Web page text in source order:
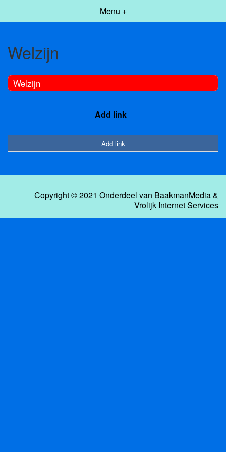
Menu +
Welzijn
Welzijn
Add link
Add link
Copyright © 2021 Onderdeel van BaakmanMedia&
Vrolijk Internet Services